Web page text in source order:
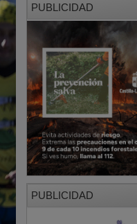
PUBLICIDAD
PUBLICIDAD